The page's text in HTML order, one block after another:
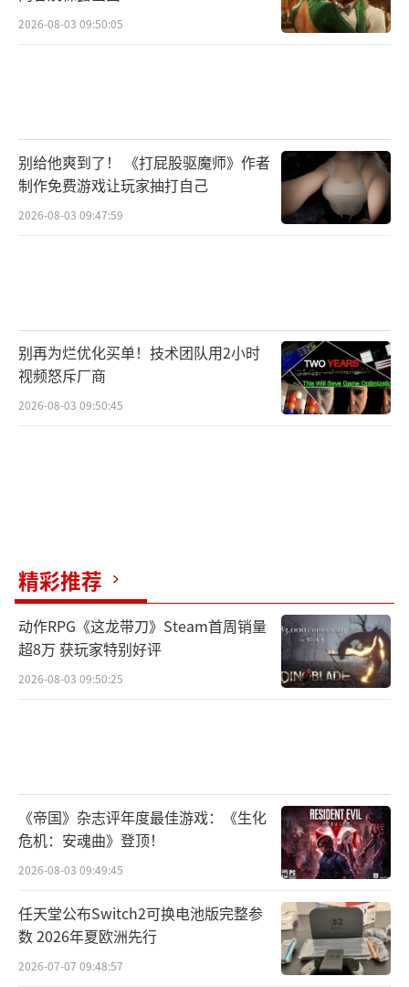
2026-08-03 09:50:05
别给他爽到了！ 《打屁股驱魔师》作者
制作免费游戏让玩家抽打自己
2026-08-03 09:47:59
别再为烂优化买单！技术团队用2小时
视频怒斥厂商
2026-08-03 09:50:45
精彩推荐
动作RPG《这龙带刀》Steam首周销量
超8万 获玩家特别好评
2026-08-03 09:50:25
《帝国》杂志评年度最佳游戏：《生化
危机：安魂曲》登顶！
2026-08-03 09:49:45
任天堂公布Switch2可换电池版完整参
数 2026年夏欧洲先行
2026-07-07 09:48:57